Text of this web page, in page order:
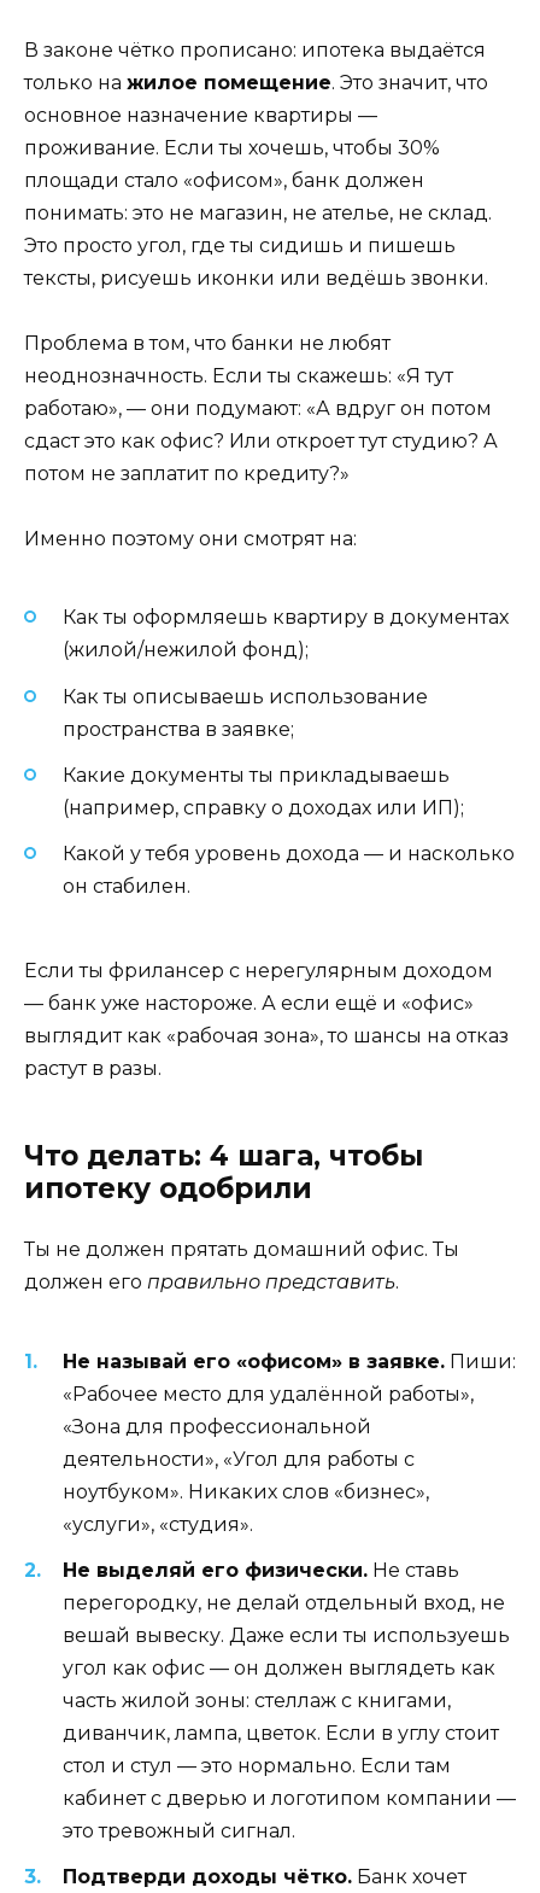
В законе чётко прописано: ипотека выдаётся
только на жилое помещение. Это значит, что
основное назначение квартиры —
проживание. Если ты хочешь, чтобы 30%
площади стало «офисом», банк должен
понимать: это не магазин, не ателье, не склад.
Это просто угол, где ты сидишь и пишешь
тексты, рисуешь иконки или ведёшь звонки.
Проблема в том, что банки не любят
неоднозначность. Если ты скажешь: «Я тут
работаю», — они подумают: «А вдруг он потом
сдаст это как офис? Или откроет тут студию? А
потом не заплатит по кредиту?»
Именно поэтому они смотрят на:
Как ты оформляешь квартиру в документах
(жилой/нежилой фонд);
Как ты описываешь использование
пространства в заявке;
Какие документы ты прикладываешь
(например, справку о доходах или ИП);
Какой у тебя уровень дохода — и насколько
он стабилен.
Если ты фрилансер с нерегулярным доходом
— банк уже настороже. А если ещё и «офис»
выглядит как «рабочая зона», то шансы на отказ
растут в разы.
Что делать: 4 шага, чтобы
ипотеку одобрили
Ты не должен прятать домашний офис. Ты
должен его правильно представить.
Не называй его «офисом» в заявке. Пиши:
«Рабочее место для удалённой работы»,
«Зона для профессиональной
деятельности», «Угол для работы с
ноутбуком». Никаких слов «бизнес»,
«услуги», «студия».
Не выделяй его физически. Не ставь
перегородку, не делай отдельный вход, не
вешай вывеску. Даже если ты используешь
угол как офис — он должен выглядеть как
часть жилой зоны: стеллаж с книгами,
диванчик, лампа, цветок. Если в углу стоит
стол и стул — это нормально. Если там
кабинет с дверью и логотипом компании —
это тревожный сигнал.
Подтверди доходы чётко. Банк хочет